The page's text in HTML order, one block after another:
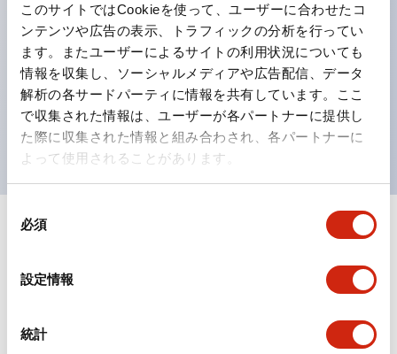
このサイトではCookieを使って、ユーザーに合わせたコ
ンテンツや広告の表示、トラフィックの分析を行ってい
ます。またユーザーによるサイトの利用状況についても
情報を収集し、ソーシャルメディアや広告配信、データ
解析の各サードパーティに情報を共有しています。ここ
で収集された情報は、ユーザーが各パートナーに提供し
た際に収集された情報と組み合わされ、各パートナーに
よって使用されることがあります。
必須
設定情報
統計
カラーユニバーサルデザインに対応。
表示灯（角平形）の点灯/消灯の認識および、点灯時の
ランプ色の識別（ B-190 参照）が対応。
ISO 3864-4安全色に対応。危険時や緊急事態時の色表
現がより明確・鮮明で、より多くの方が識別可能に。
仕様 すべて展開+
形状仕様
電気的仕様(照光部定格)